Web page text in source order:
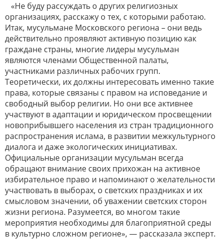
«Не буду рассуждать о других религиозных
организациях, расскажу о тех, с которыми работаю.
Итак, мусульмане Московского региона – они ведь
действительно проявляют активную позицию как
граждане страны, многие лидеры мусульман
являются членами Общественной палаты,
участниками различных рабочих групп.
Теоретически, их должны интересовать именно такие
права, которые связаны с правом на исповедание и
свободный выбор религии. Но они все активнее
участвуют в адаптации и юридическом просвещении
новоприбывшего населения из стран традиционного
распространения ислама, в развитии межкультурного
диалога и даже экологических инициативах.
Официальные организации мусульман всегда
обращают внимание своих прихожан на активное
избирательное право и напоминают о желательности
участвовать в выборах, о светских праздниках и их
смысловом значении, об уважении светских сторон
жизни региона. Разумеется, во многом такие
мероприятия необходимы для благоприятной среды
в культурно сложном регионе», — рассказала эксперт.